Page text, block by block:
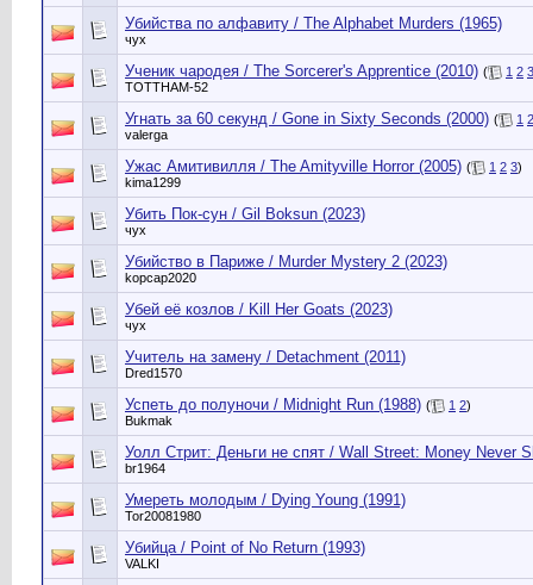
Убийства по алфавиту / The Alphabet Murders (1965)
чух
Ученик чародея / The Sorcerer's Apprentice (2010) ( 1 2 3
TOTTHAM-52
Угнать за 60 секунд / Gone in Sixty Seconds (2000) ( 1 2
valerga
Ужас Амитивилля / The Amityville Horror (2005) ( 1 2 3)
kima1299
Убить Пок-сун / Gil Boksun (2023)
чух
Убийство в Париже / Murder Mystery 2 (2023)
kopcap2020
Убей её козлов / Kill Her Goats (2023)
чух
Учитель на замену / Detachment (2011)
Dred1570
Успеть до полуночи / Midnight Run (1988) ( 1 2)
Bukmak
Уолл Стрит: Деньги не спят / Wall Street: Money Never
br1964
Умереть молодым / Dying Young (1991)
Tor20081980
Убийца / Point of No Return (1993)
VALKI